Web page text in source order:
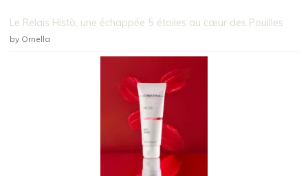
Le Relais Histò, une échappée 5 étoiles au cœur des Pouilles
by Ornella